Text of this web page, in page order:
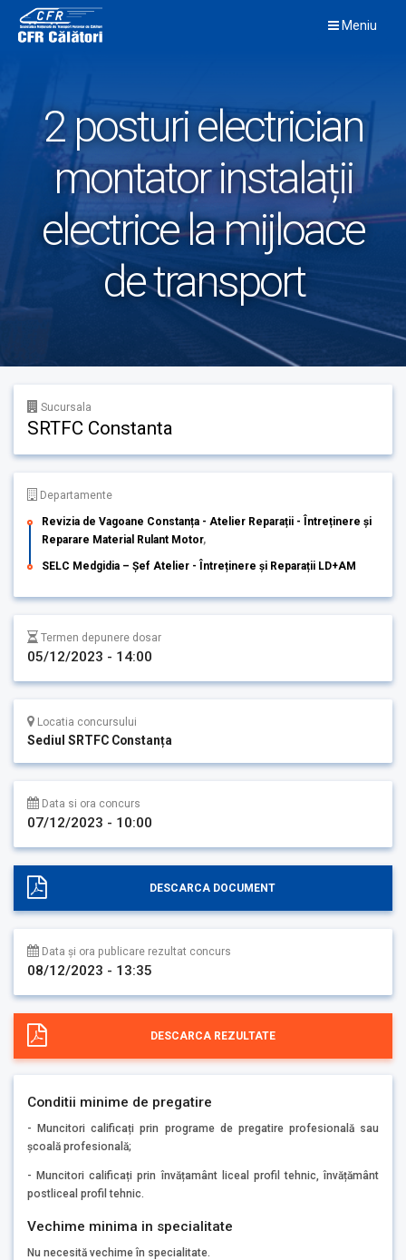
content
Meniu
2 posturi electrician
montator instalații
electrice la mijloace
de transport
Sucursala
SRTFC Constanta
Departamente
Revizia de Vagoane Constanța - Atelier Reparații - Întreținere și
Reparare Material Rulant Motor,
SELC Medgidia – Șef Atelier - Întreținere și Reparații LD+AM
Termen depunere dosar
05/12/2023 - 14:00
Locatia concursului
Sediul SRTFC Constanța
Data si ora concurs
07/12/2023 - 10:00
DESCARCA DOCUMENT
Data și ora publicare rezultat concurs
08/12/2023 - 13:35
DESCARCA REZULTATE
Conditii minime de pregatire
- Muncitori calificați prin programe de pregatire profesională sau
școală profesională;
- Muncitori calificați prin învățamânt liceal profil tehnic, învățământ
postliceal profil tehnic.
Vechime minima in specialitate
Nu necesită vechime în specialitate.